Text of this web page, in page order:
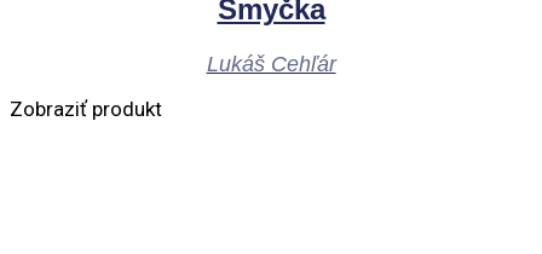
Smyčka
Lukáš Cehľár
Zobraziť produkt